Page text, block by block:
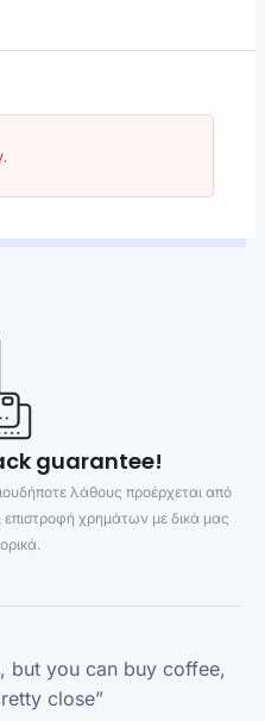
guarantee!
λάθους προέρχεται από
χρημάτων με δικά μας
but you can buy coffee,
close”